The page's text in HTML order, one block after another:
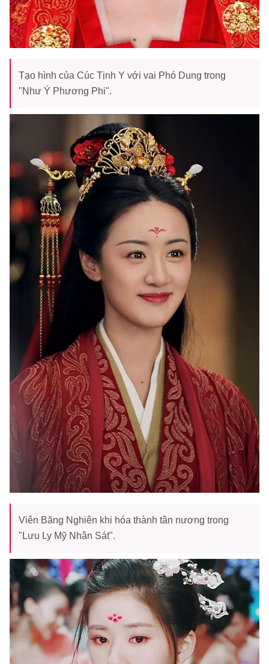
Tạo hình của Cúc Tịnh Y với vai Phó Dung trong
"Như Ý Phương Phi".
Viên Băng Nghiên khi hóa thành tân nương trong
"Lưu Ly Mỹ Nhân Sát".